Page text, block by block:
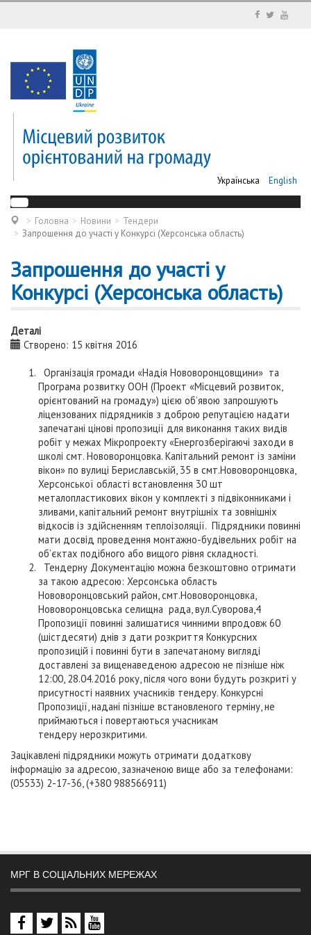
Українська English
Головна Новини
Тендери
Запрошення до участі у Конкурсі (Херсонська область)
Запрошення до участі у
Конкурсі (Херсонська область)
Деталі
Створено: 15 квітня 2016
Організація громади «Надія Нововоронцовщини» та
Програма розвитку ООН (Проект «Місцевий розвиток,
орієнтований на громаду») цією об’явою запрошують
ліцензованих підрядників з доброю репутацією надати
запечатані цінові пропозиції для виконання таких видів
робіт у межах Мікропроекту «Енергозберігаючі заходи в
школі смт. Нововоронцовка. Капітальний ремонт із заміни
вікон» по вулиці Бериславській, 35 в смт.Нововоронцовка,
Херсонської області встановлення 30 шт
металопластикових вікон у комплекті з підвіконниками і
зливами, капітальний ремонт внутрішніх та зовнішніх
відкосів із здійсненням теплоізоляції. Підрядники повинні
мати досвід проведення монтажно-будівельних робіт на
об’єктах подібного або вищого рівня складності.
Тендерну Документацію можна безкоштовно отримати
за такою адресою: Херсонська область
Нововоронцовський район, смт.Нововоронцовка,
Нововоронцовська селищна рада, вул.Суворова,4
Пропозиції повинні залишатися чинними впродовж 60
(шістдесяти) днів з дати розкриття Конкурсних
пропозицій і повинні бути в запечатаному вигляді
доставлені за вищенаведеною адресою не пізніше ніж
12:00, 28.04.2016 року, після чого вони будуть розкриті у
присутності наявних учасників тендеру. Конкурсні
Пропозиції, надані пізніше встановленого терміну, не
приймаються і повертаються учасникам
тендеру нерозкритими.
Зацікавлені підрядники можуть отримати додаткову
інформацію за адресою, зазначеною вище або за телефонами:
(05533) 2-17-36, (+380 988566911)
МРГ В СОЦІАЛЬНИХ МЕРЕЖАХ